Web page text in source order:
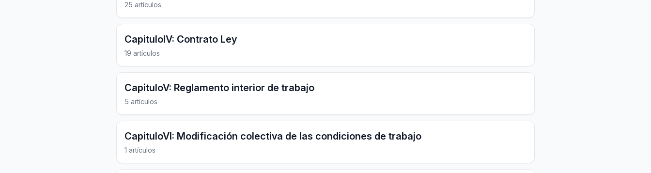
25 artículos
CapituloIV: Contrato Ley
19 artículos
CapituloV: Reglamento interior de trabajo
5 artículos
CapituloVI: Modificación colectiva de las condiciones de trabajo
1 artículos